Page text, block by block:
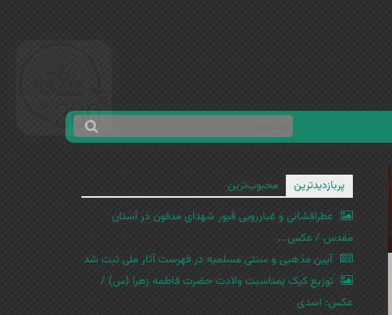
ف
س
ت
ج
و
س
پربازدیدترین
محبوب‌ترین
عطرافشانی و غبارروبی قبور شهدای مدفون در آستان
مقدس / عکس...
آیین مذهبی و سنتی مسلمیه در فهرست آثار ملی ثبت شد
توزیع کیک بمناسبت ولادت حضرت فاطمه زهرا (س) /
عکس: اسدی